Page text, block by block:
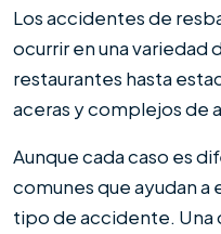
Los accidentes de
ocurrir en una variedad
restaurantes hasta
aceras y complejos de
Aunque cada caso es
comunes que ayudan
tipo de accidente. Una